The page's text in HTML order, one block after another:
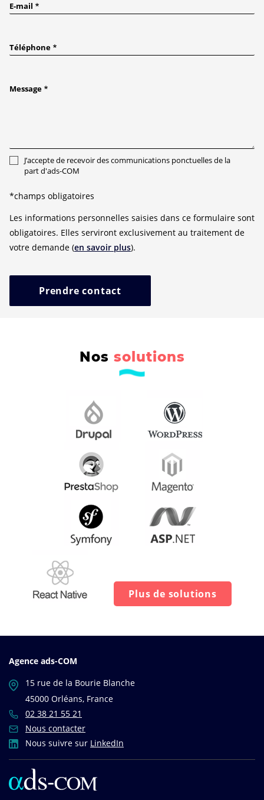
E-mail
Téléphone
Message
J’accepte de recevoir des communications ponctuelles de la
part d'ads-COM
*champs obligatoires
Les informations personnelles saisies dans ce formulaire sont
obligatoires. Elles serviront exclusivement au traitement de
votre demande (en savoir plus).
Prendre contact
Nos solutions
Plus de solutions
Agence ads-COM
15 rue de la Bourie Blanche
45000 Orléans, France
02 38 21 55 21
Nous contacter
Nous suivre sur LinkedIn